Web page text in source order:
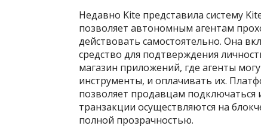
Недавно Kite представила систему
позволяет автономным агентам
действовать самостоятельно. Она
средство для подтверждения
магазин приложений, где агенты
инструменты, и оплачивать их.
позволяет продавцам подключаться
транзакции осуществляются на
полной прозрачностью.